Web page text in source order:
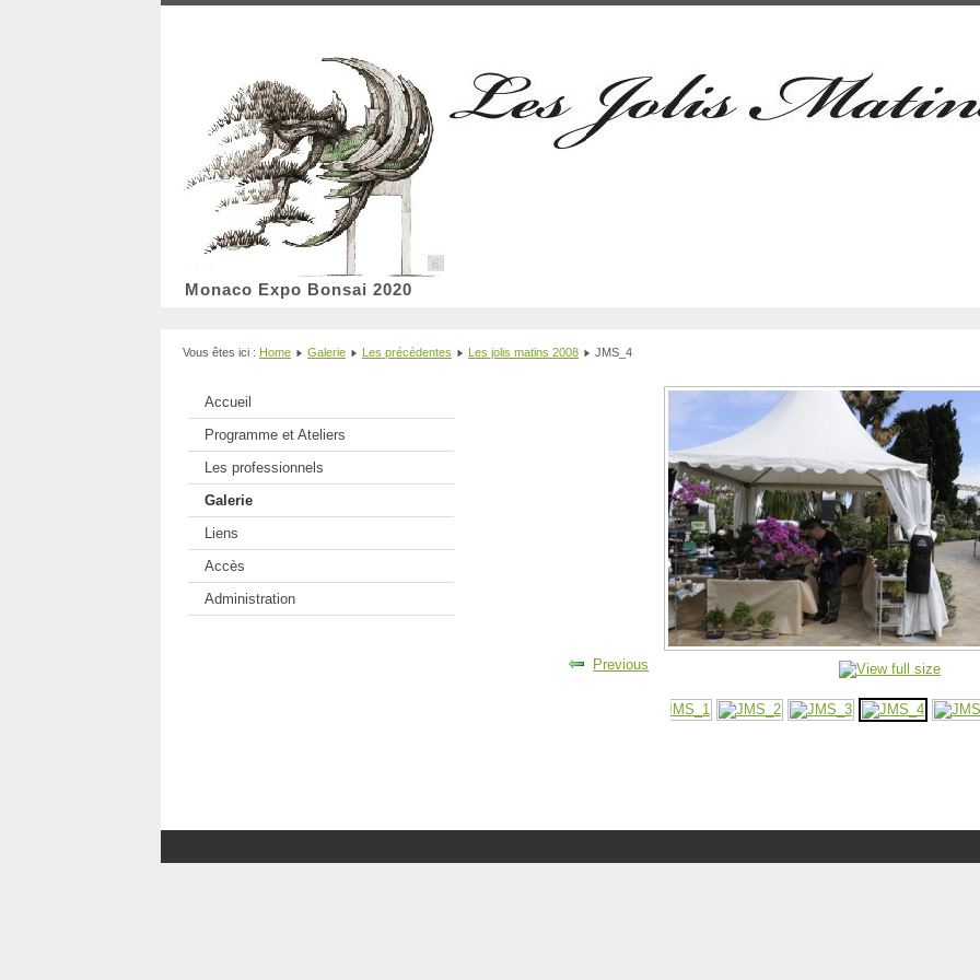
Monaco Expo Bonsai 2020
Vous êtes ici : Home Galerie Les précédentes Les jolis matins 2008 JMS_4
Accueil
Programme et Ateliers
Les professionnels
Galerie
Liens
Accès
Administration
Previous